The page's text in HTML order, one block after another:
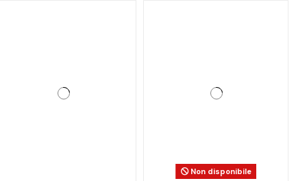
Non disponibile